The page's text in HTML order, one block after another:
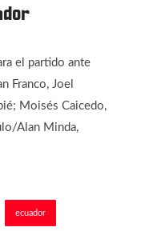
el partido ante
Franco, Joel
Moisés Caicedo,
Alan Minda,
ecuador